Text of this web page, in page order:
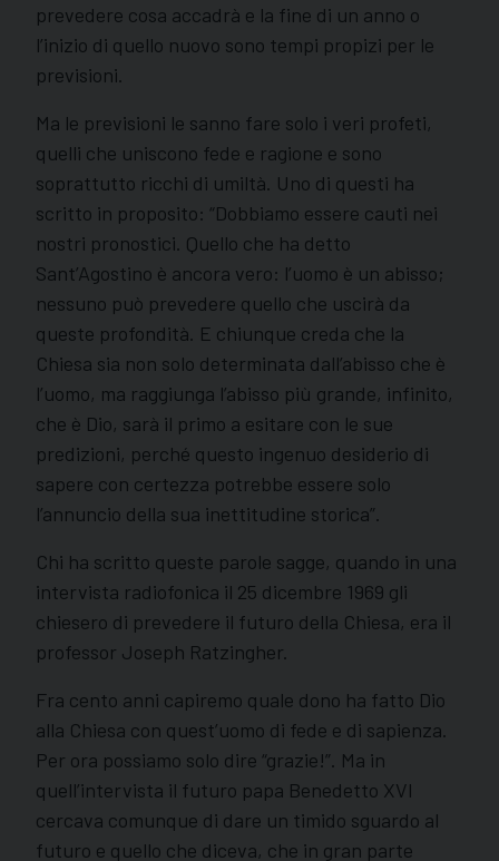
prevedere cosa accadrà e la fine di un anno o
l’inizio di quello nuovo sono tempi propizi per le
previsioni.
Ma le previsioni le sanno fare solo i veri profeti,
quelli che uniscono fede e ragione e sono
soprattutto ricchi di umiltà. Uno di questi ha
scritto in proposito: “Dobbiamo essere cauti nei
nostri pronostici. Quello che ha detto
Sant’Agostino è ancora vero: l’uomo è un abisso;
nessuno può prevedere quello che uscirà da
queste profondità. E chiunque creda che la
Chiesa sia non solo determinata dall’abisso che è
l’uomo, ma raggiunga l’abisso più grande, infinito,
che è Dio, sarà il primo a esitare con le sue
predizioni, perché questo ingenuo desiderio di
sapere con certezza potrebbe essere solo
l’annuncio della sua inettitudine storica”.
Chi ha scritto queste parole sagge, quando in una
intervista radiofonica il 25 dicembre 1969 gli
chiesero di prevedere il futuro della Chiesa, era il
professor Joseph Ratzingher.
Fra cento anni capiremo quale dono ha fatto Dio
alla Chiesa con quest’uomo di fede e di sapienza.
Per ora possiamo solo dire “grazie!”. Ma in
quell’intervista il futuro papa Benedetto XVI
cercava comunque di dare un timido sguardo al
futuro e quello che diceva, che in gran parte